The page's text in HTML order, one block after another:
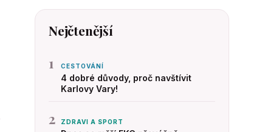
Nejčtenější
1 CESTOVÁNÍ
4 dobré důvody, proč navštívit
Karlovy Vary!
2 ZDRAVI A SPORT